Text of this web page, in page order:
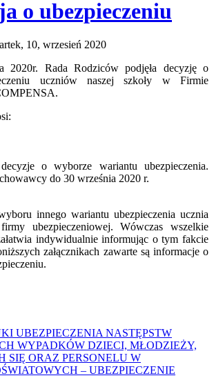
o ubezpieczeniu
10, wrzesień 2020
2020r. Rada Rodziców podjęła decyzję o
uczniów naszej szkoły w Firmie
o wyborze wariantu ubezpieczenia.
do 30 września 2020 r.
innego wariantu ubezpieczenia ucznia
ubezpieczeniowej. Wówczas wszelkie
indywidualnie informując o tym fakcie
załącznikach zawarte są informacje o
UBEZPIECZENIA NASTĘPSTW
WYPADKÓW DZIECI, MŁODZIEŻY,
SIĘ ORAZ PERSONELU W
– UBEZPIECZENIE